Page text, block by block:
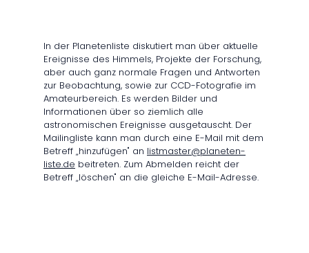
In der Planetenliste diskutiert man über aktuelle
Ereignisse des Himmels, Projekte der Forschung,
aber auch ganz normale Fragen und Antworten
zur Beobachtung, sowie zur CCD-Fotografie im
Amateurbereich. Es werden Bilder und
Informationen über so ziemlich alle
astronomischen Ereignisse ausgetauscht. Der
Mailingliste kann man durch eine E-Mail mit dem
Betreff „hinzufügen" an listmaster@planeten-
liste.de beitreten. Zum Abmelden reicht der
Betreff „löschen" an die gleiche E-Mail-Adresse.